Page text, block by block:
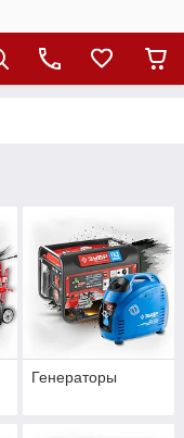
Генераторы